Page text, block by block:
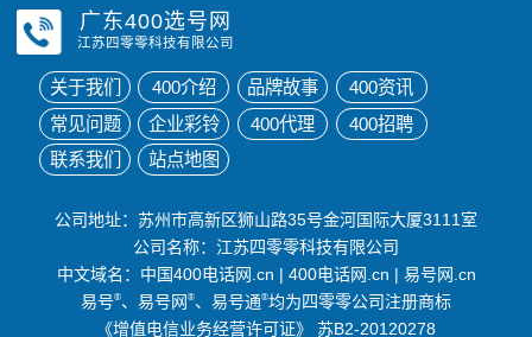
广东400选号网
江苏四零零科技有限公司
关于我们 400介绍 品牌故事
400资讯
常见问题
企业彩铃 400代理
400招聘
联系我们
站点地图
公司地址：苏州市高新区狮山路35号金河国际大厦3111室
公司名称：江苏四零零科技有限公司
中文域名： 中国400电话网.cn | 400电话网.cn | 易号网.cn
易号®、易号网 ®、易号通®均为四零零公司注册商标
《增值电信业务经营许可证》
苏B2-20120278